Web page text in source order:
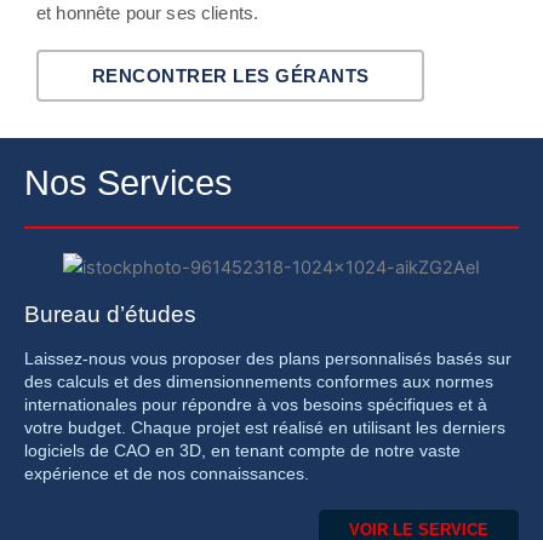
et honnête pour ses clients.
RENCONTRER LES GÉRANTS
Nos Services
Bureau d’études
Laissez-nous vous proposer des plans personnalisés basés sur
des calculs et des dimensionnements conformes aux normes
internationales pour répondre à vos besoins spécifiques et à
votre budget. Chaque projet est réalisé en utilisant les derniers
logiciels de CAO en 3D, en tenant compte de notre vaste
expérience et de nos connaissances.
VOIR LE SERVICE